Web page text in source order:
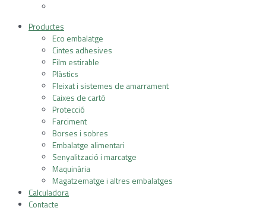
Productes
Eco embalatge
Cintes adhesives
Film estirable
Plàstics
Fleixat i sistemes de amarrament
Caixes de cartó
Protecció
Farciment
Borses i sobres
Embalatge alimentari
Senyalització i marcatge
Maquinària
Magatzematge i altres embalatges
Calculadora
Contacte